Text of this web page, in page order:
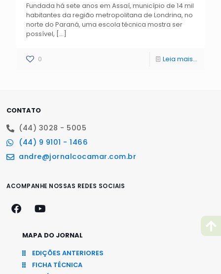
Fundada há sete anos em Assaí, município de 14 mil
habitantes da região metropolitana de Londrina, no
norte do Paraná, uma escola técnica mostra ser
possível, […]
0 Leia mais...
CONTATO
(44) 3028 - 5005
(44) 9 9101 - 1466
andre@jornalcocamar.com.br
ACOMPANHE NOSSAS REDES SOCIAIS
MAPA DO JORNAL
EDIÇÕES ANTERIORES
FICHA TÉCNICA